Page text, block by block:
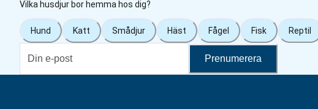
Vilka husdjur bor hemma hos dig?
Hund Katt Smådjur Häst Fågel Fisk Reptil
Prenumerera